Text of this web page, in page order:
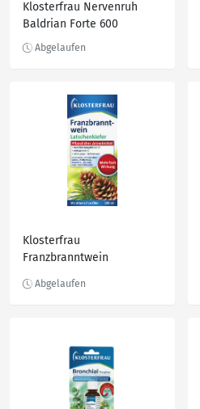
Klosterfrau Nervenruh
Baldrian Forte 600
Klosterfrau
Franzbranntwein
ml